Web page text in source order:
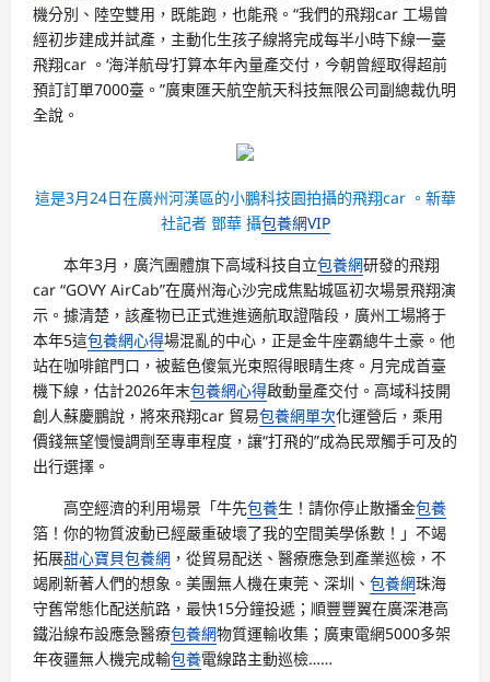
機分別、陸空雙用，既能跑，也能飛。“我們的飛翔car 工場曾
經初步建成并試產，主動化生孩子線將完成每半小時下線一臺
飛翔car 。‘海洋航母’打算本年內量產交付，今朝曾經取得超前
預訂訂單7000臺。”廣東匯天航空航天科技無限公司副總裁仇明
全說。
這是3月24日在廣州河漢區的小鵬科技園拍攝的飛翔car 。新華
社記者 鄧華 攝包養網VIP
本年3月，廣汽團體旗下高域科技自立包養網研發的飛翔
car “GOVY AirCab”在廣州海心沙完成焦點城區初次場景飛翔演
示。據清楚，該產物已正式進進適航取證階段，廣州工場將于
本年5這包養網心得場混亂的中心，正是金牛座霸總牛土豪。他
站在咖啡館門口，被藍色傻氣光束照得眼睛生疼。月完成首臺
機下線，估計2026年末包養網心得啟動量產交付。高域科技開
創人蘇慶鵬說，將來飛翔car 貿易包養網單次化運營后，乘用
價錢無望慢慢調劑至專車程度，讓“打飛的”成為民眾觸手可及的
出行選擇。
高空經濟的利用場景「牛先包養生！請你停止散播金包養
箔！你的物質波動已經嚴重破壞了我的空間美學係數！」不竭
拓展甜心寶貝包養網 ，從貿易配送、醫療應急到產業巡檢，不
竭刷新著人們的想象。美團無人機在東莞、深圳、 包養網珠海
守舊常態化配送航路，最快15分鐘投遞；順豐豐翼在廣深港高
鐵沿線布設應急醫療包養網物質運輸收集；廣東電網5000多架
年夜疆無人機完成輸包養電線路主動巡檢……